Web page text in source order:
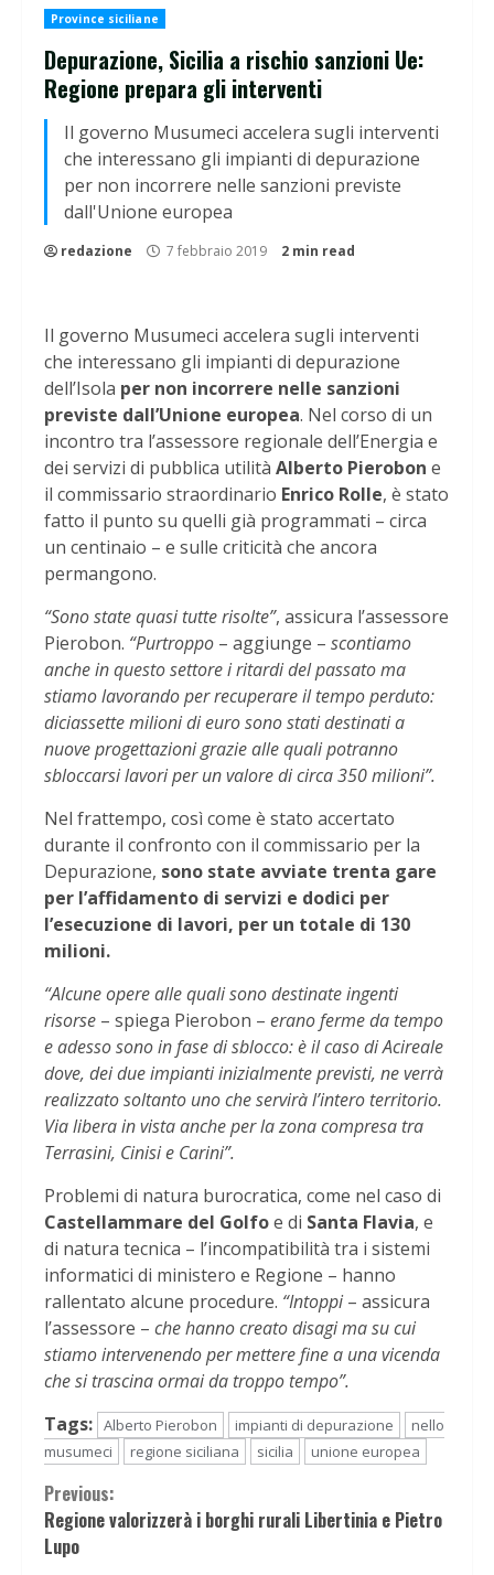
Province siciliane
Depurazione, Sicilia a rischio sanzioni Ue:
Regione prepara gli interventi
Il governo Musumeci accelera sugli interventi
che interessano gli impianti di depurazione
per non incorrere nelle sanzioni previste
dall'Unione europea
redazione 7 febbraio 2019 2 min read
Il governo Musumeci accelera sugli interventi
che interessano gli impianti di depurazione
dell’Isola per non incorrere nelle sanzioni
previste dall’Unione europea. Nel corso di un
incontro tra l’assessore regionale dell’Energia e
dei servizi di pubblica utilità Alberto Pierobon e
il commissario straordinario Enrico Rolle, è stato
fatto il punto su quelli già programmati – circa
un centinaio – e sulle criticità che ancora
permangono.
“Sono state quasi tutte risolte”, assicura l’assessore
Pierobon. “Purtroppo – aggiunge – scontiamo
anche in questo settore i ritardi del passato ma
stiamo lavorando per recuperare il tempo perduto:
diciassette milioni di euro sono stati destinati a
nuove progettazioni grazie alle quali potranno
sbloccarsi lavori per un valore di circa 350 milioni”.
Nel frattempo, così come è stato accertato
durante il confronto con il commissario per la
Depurazione, sono state avviate trenta gare
per l’affidamento di servizi e dodici per
l’esecuzione di lavori, per un totale di 130
milioni.
“Alcune opere alle quali sono destinate ingenti
risorse – spiega Pierobon – erano ferme da tempo
e adesso sono in fase di sblocco: è il caso di Acireale
dove, dei due impianti inizialmente previsti, ne verrà
realizzato soltanto uno che servirà l’intero territorio.
Via libera in vista anche per la zona compresa tra
Terrasini, Cinisi e Carini”.
Problemi di natura burocratica, come nel caso di
Castellammare del Golfoe di Santa Flavia, e
di natura tecnica – l’incompatibilità tra i sistemi
informatici di ministero e Regione – hanno
rallentato alcune procedure. “Intoppi– assicura
l’assessore – che hanno creato disagi ma su cui
stiamo intervenendo per mettere fine a una vicenda
che si trascina ormai da troppo tempo”.
Tags: Alberto Pierobon impianti di depurazione
nello
musumeci
regione siciliana sicilia unione europea
Continue
Reading
Previous:
Regione valorizzerà i borghi rurali Libertinia e Pietro
Lupo